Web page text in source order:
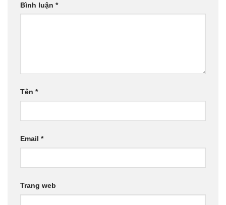
Bình luận *
Tên *
Email *
Trang web